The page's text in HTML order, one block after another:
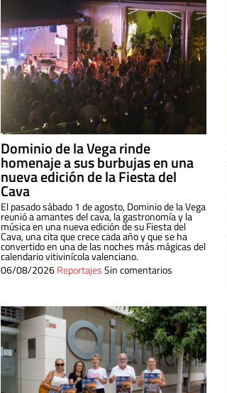
Dominio de la Vega rinde
homenaje a sus burbujas en una
nueva edición de la Fiesta del
Cava
El pasado sábado 1 de agosto, Dominio de la Vega
reunió a amantes del cava, la gastronomía y la
música en una nueva edición de su Fiesta del
Cava, una cita que crece cada año y que se ha
convertido en una de las noches más mágicas del
calendario vitivinícola valenciano.
06/08/2026ReportajesSin comentarios